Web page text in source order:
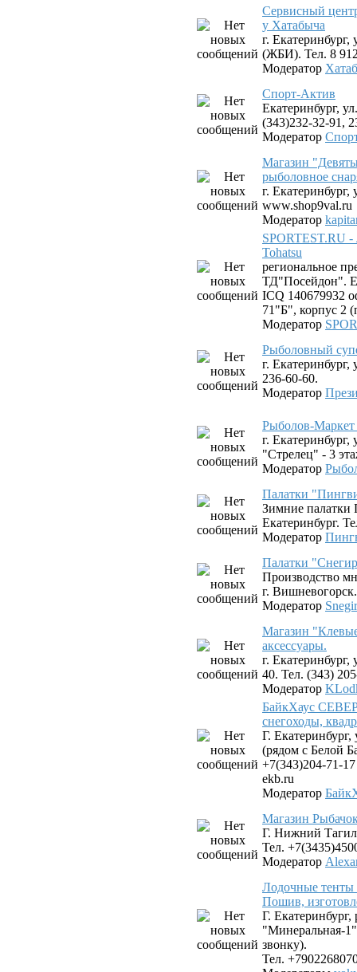
Сервисный
у Хатабыча
г.
(ЖБИ). Тел. 8
Модератор
Спорт-Актив
Екатеринбург,
(343)232-32-91,
Модератор
Магазин
рыболовное
г.
www.shop9val.ru
Модератор
SPORTEST.RU
Tohatsu
региональное
ТД"Посейдон".
ICQ 140679932
71"Б", корпус 2
Модератор
Рыболовный
г.
236-60-60.
Модератор
Рыболов-
г.
"Стрелец" - 3
Модератор
Палатки
Зимние палатки
Екатеринбург.
Модератор
Палатки
Производство
г.
Модератор
Магазин
аксессуары.
г.
40. Тел. (343)
Модератор
БайкХаус СЕВЕР
снегоходы,
Г.
(рядом с Белой
+7(343)204-71-
ekb.ru
Модератор
Магазин
Г. Нижний
Тел.
Модератор
Лодочные тенты
Пошив,
Г.
"Минеральная-
звонку).
Тел.